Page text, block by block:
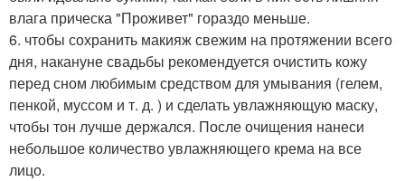
влага прическа "Проживет" гораздо меньше.
6. чтобы сохранить макияж свежим на протяжении всего
дня, накануне свадьбы рекомендуется очистить кожу
перед сном любимым средством для умывания (гелем,
пенкой, муссом и т. д. ) и сделать увлажняющую маску,
чтобы тон лучше держался. После очищения нанеси
небольшое количество увлажняющего крема на все
лицо.